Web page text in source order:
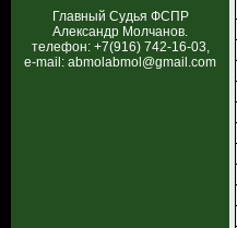
Главный Судья ФСПР
Александр Молчанов.
телефон: +7(916) 742-16-03,
e-mail: abmolabmol@gmail.com